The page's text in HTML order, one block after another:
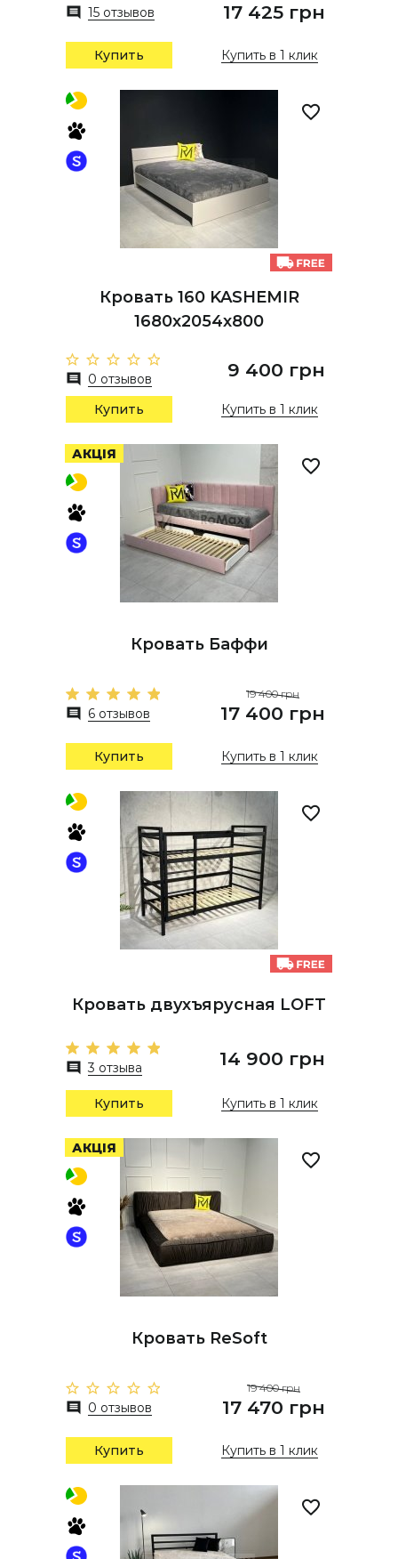
15 отзывов 17 425 грн
Купить Купить в 1 клик
Кровать 160 KASHEMIR
1680х2054х800
0 отзывов 9 400 грн
Купить Купить в 1 клик
АКЦІЯ
Кровать Баффи
6 отзывов
19 400 грн
17 400 грн
Купить Купить в 1 клик
Кровать двухъярусная LOFT
3 отзыва 14 900 грн
Купить Купить в 1 клик
АКЦІЯ
Кровать ReSoft
0 отзывов
19 400 грн
17 470 грн
Купить Купить в 1 клик